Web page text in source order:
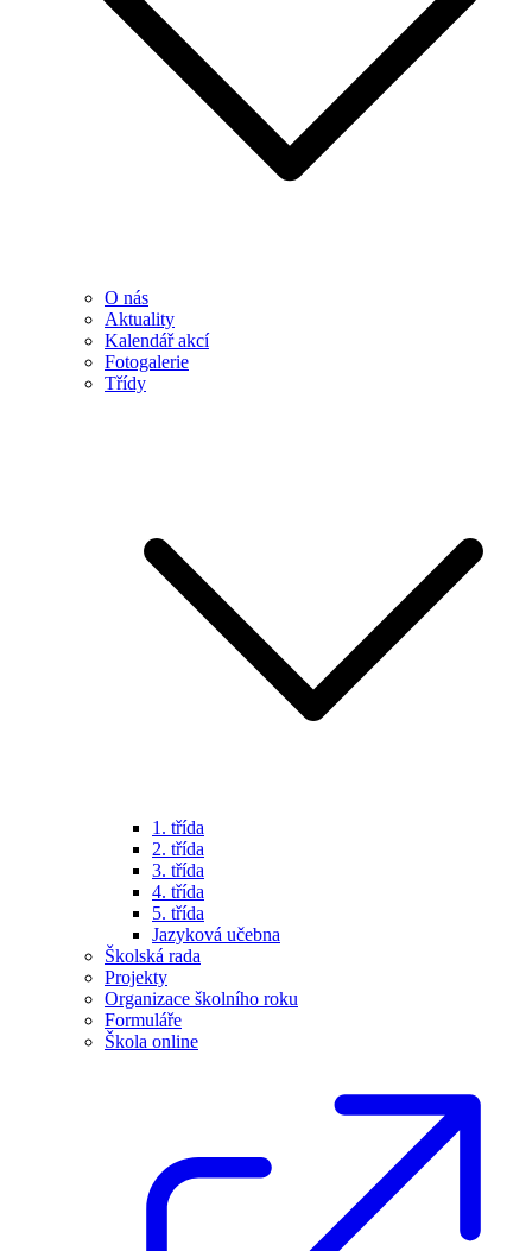
O nás
Aktuality
Kalendář akcí
Fotogalerie
Třídy
1. třída
2. třída
3. třída
4. třída
5. třída
Jazyková učebna
Školská rada
Projekty
Organizace školního roku
Formuláře
Škola online